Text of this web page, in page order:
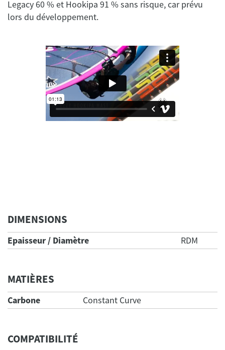
Legacy 60 % et Hookipa 91 % sans risque, car prévu
DIMENSIONS
Epaisseur / Diamètre RDM
MATIÈRES
Carbone Constant Curve
COMPATIBILITÉ